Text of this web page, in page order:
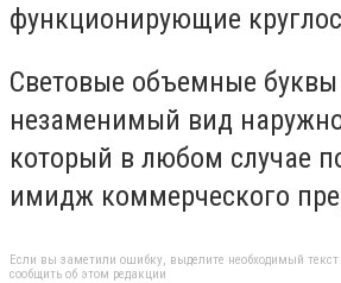
функционирующие
Световые объемные
незаменимый вид
который в любом случае
имидж коммерческого
Если вы заметили ошибку, выделите необходимый
сообщить об этом редакции